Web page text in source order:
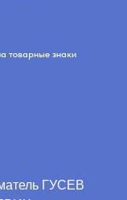
товарные знаки
ГУСЕВ